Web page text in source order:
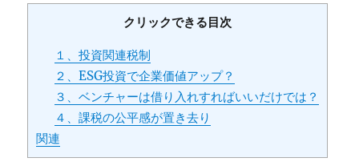
クリックできる目次
１、投資関連税制
２、ESG投資で企業価値アップ？
３、ベンチャーは借り入れすればいいだけでは？
４、課税の公平感が置き去り
関連